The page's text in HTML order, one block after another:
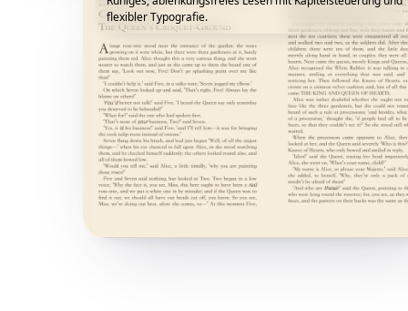
flexibler Typografie.